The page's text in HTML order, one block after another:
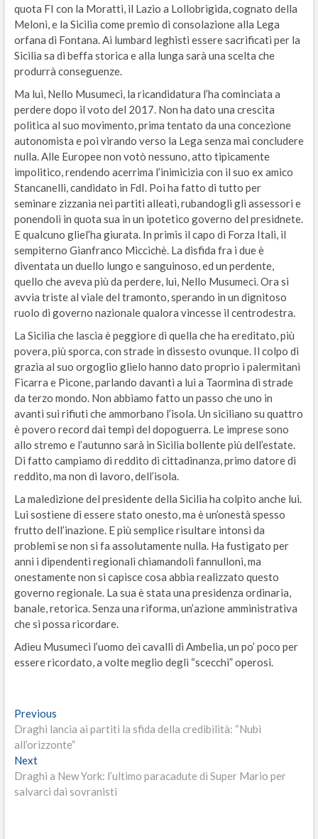
quota FI con la Moratti, il Lazio a Lollobrigida, cognato della
Meloni, e la Sicilia come premio di consolazione alla Lega
orfana di Fontana. Ai lumbard leghisti essere sacrificati per la
Sicilia sa di beffa storica e alla lunga sarà una scelta che
produrrà conseguenze.
Ma lui, Nello Musumeci, la ricandidatura l’ha cominciata a
perdere dopo il voto del 2017. Non ha dato una crescita
politica al suo movimento, prima tentato da una concezione
autonomista e poi virando verso la Lega senza mai concludere
nulla. Alle Europee non votò nessuno, atto tipicamente
impolitico, rendendo acerrima l’inimicizia con il suo ex amico
Stancanelli, candidato in FdI. Poi ha fatto di tutto per
seminare zizzania nei partiti alleati, rubandogli gli assessori e
ponendoli in quota sua in un ipotetico governo del presidnete.
E qualcuno gliel’ha giurata. In primis il capo di Forza Itali, il
sempiterno Gianfranco Miccichè. La disfida fra i due è
diventata un duello lungo e sanguinoso, ed un perdente,
quello che aveva più da perdere, lui, Nello Musumeci. Ora si
avvia triste al viale del tramonto, sperando in un dignitoso
ruolo di governo nazionale qualora vincesse il centrodestra.
La Sicilia che lascia è peggiore di quella che ha ereditato, più
povera, più sporca, con strade in dissesto ovunque. Il colpo di
grazia al suo orgoglio glielo hanno dato proprio i palermitani
Ficarra e Picone, parlando davanti a lui a Taormina di strade
da terzo mondo. Non abbiamo fatto un passo che uno in
avanti sui rifiuti che ammorbano l’isola. Un siciliano su quattro
è povero record dai tempi del dopoguerra. Le imprese sono
allo stremo e l’autunno sarà in Sicilia bollente più dell’estate.
Di fatto campiamo di reddito di cittadinanza, primo datore di
reddito, ma non di lavoro, dell’isola.
La maledizione del presidente della Sicilia ha colpito anche lui.
Lui sostiene di essere stato onesto, ma è un’onestà spesso
frutto dell’inazione. E più semplice risultare intonsi da
problemi se non si fa assolutamente nulla. Ha fustigato per
anni i dipendenti regionali chiamandoli fannulloni, ma
onestamente non si capisce cosa abbia realizzato questo
governo regionale. La sua è stata una presidenza ordinaria,
banale, retorica. Senza una riforma, un’azione amministrativa
che si possa ricordare.
Adieu Musumeci l’uomo dei cavalli di Ambelia, un po’ poco per
essere ricordato, a volte meglio degli “scecchi” operosi.
Navigazione
articoli
PreviousPrevious
post:
Draghi lancia ai partiti la sfida della credibilità: “Nubi
all’orizzonte”
NextNext
post:
Draghi a New York: l’ultimo paracadute di Super Mario per
salvarci dai sovranisti